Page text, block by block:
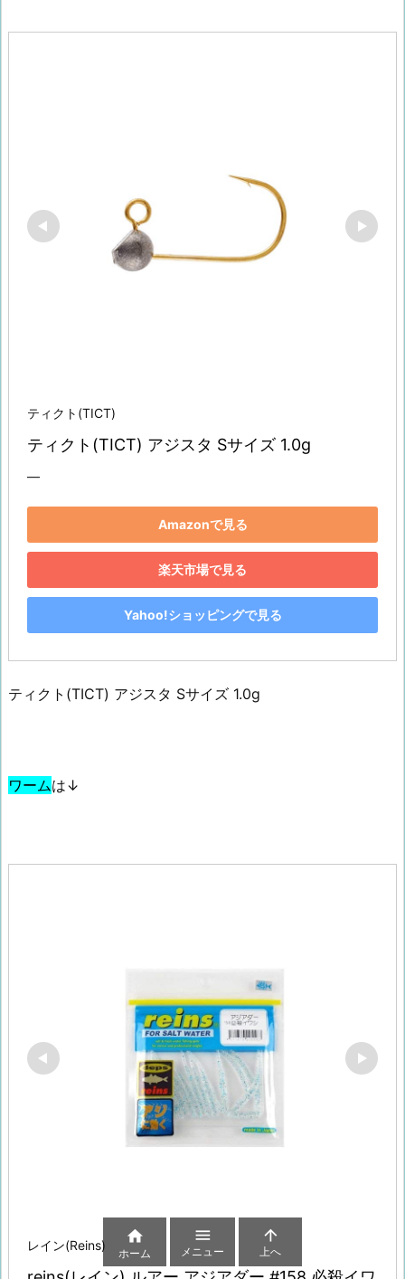
ティクト(TICT)
ティクト(TICT) アジスタ Sサイズ 1.0g
―
Amazonで見る
楽天市場で見る
Yahoo!ショッピングで見る
ティクト(TICT) アジスタ Sサイズ 1.0g
ワームは↓
レイン(Reins) 
ホーム

メニュー

上へ